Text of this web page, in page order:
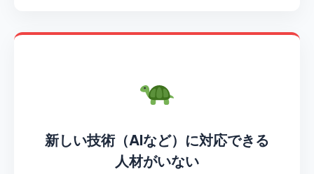
新しい技術（AIなど）に対応できる
人材がいない